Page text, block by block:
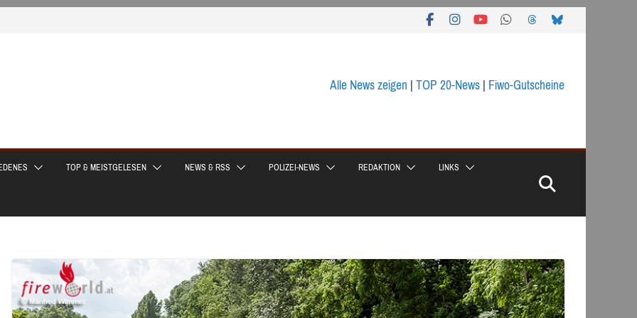
Alle News zeigen|TOP 20-News|Fiwo-Gutscheine
TOP & MEISTGELESEN NEWS & RSS POLIZEI-NEWS REDAKTION LINKS